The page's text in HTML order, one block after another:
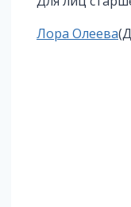
Метки
Лора Олеева